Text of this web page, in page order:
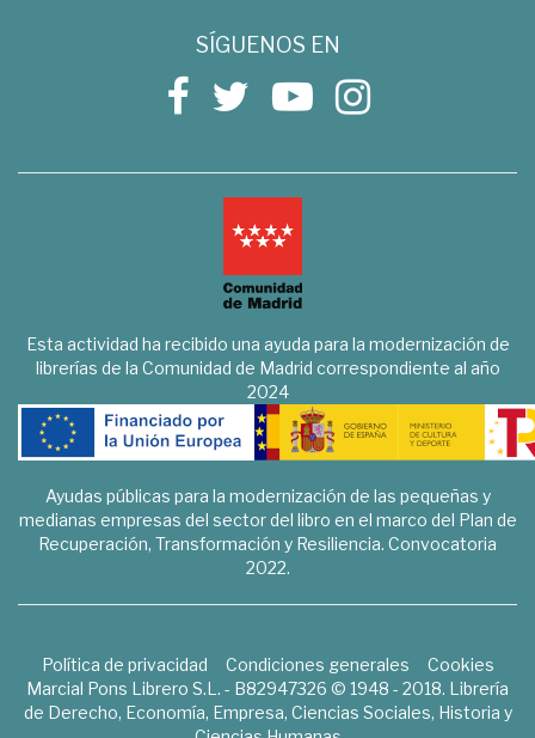
SÍGUENOS EN
Esta actividad ha recibido una ayuda para la modernización de
librerías de la Comunidad de Madrid correspondiente al año
2024
Ayudas públicas para la modernización de las pequeñas y
medianas empresas del sector del libro en el marco del Plan de
Recuperación, Transformación y Resiliencia. Convocatoria
2022.
Política de privacidad Condiciones generales
Cookies
Marcial Pons Librero S.L. - B82947326 © 1948 - 2018. Librería
de Derecho, Economía, Empresa, Ciencias Sociales, Historia y